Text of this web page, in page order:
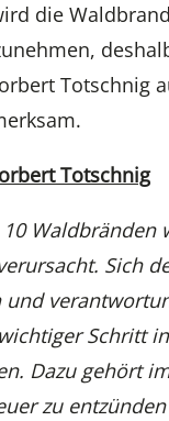
die
Totschnig
Totschnig
Waldbränden
Sich
und
Schritt
Dazu gehört
zu